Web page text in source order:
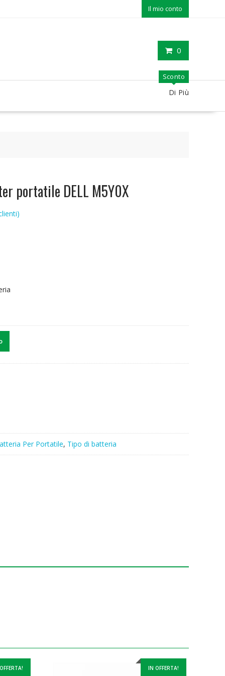
Il mio conto
0
Sconto
Di Più
portatile DELL M5Y0X
Per Portatile, Tipo di batteria
IN OFFERTA!